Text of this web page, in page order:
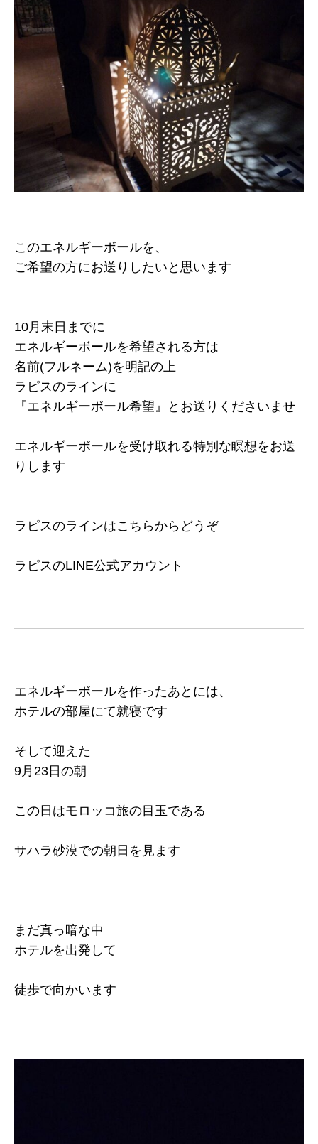
このエネルギーボールを、
ご希望の方にお送りしたいと思います
10月末日までに
エネルギーボールを希望される方は
名前(フルネーム)を明記の上
ラピスのラインに
『エネルギーボール希望』とお送りくださいませ
エネルギーボールを受け取れる特別な瞑想をお送
りします
ラピスのラインはこちらからどうぞ
ラピスのLINE公式アカウント
エネルギーボールを作ったあとには、
ホテルの部屋にて就寝です
そして迎えた
9月23日の朝
この日はモロッコ旅の目玉である
サハラ砂漠での朝日を見ます
まだ真っ暗な中
ホテルを出発して
徒歩で向かいます